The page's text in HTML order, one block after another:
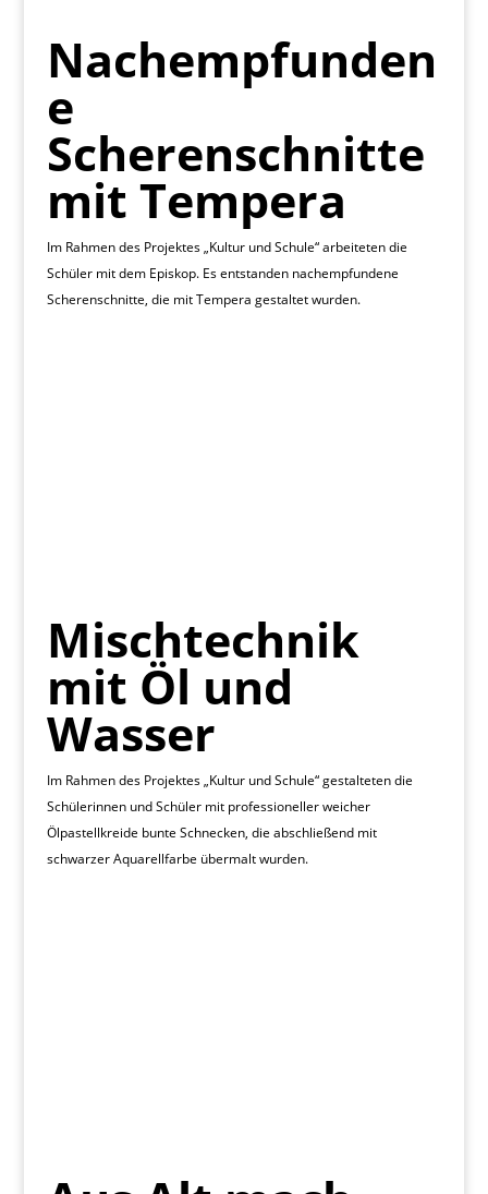
Nachempfunden
e
Scherenschnitte
mit Tempera
Im Rahmen des Projektes „Kultur und Schule“ arbeiteten die
Schüler mit dem Episkop. Es entstanden nachempfundene
Scherenschnitte, die mit Tempera gestaltet wurden.
Mischtechnik
mit Öl und
Wasser
Im Rahmen des Projektes „Kultur und Schule“ gestalteten die
Schülerinnen und Schüler mit professioneller weicher
Ölpastellkreide bunte Schnecken, die abschließend mit
schwarzer Aquarellfarbe übermalt wurden.